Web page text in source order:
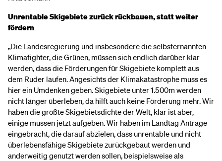
Unrentable Skigebiete zurück rückbauen, statt weiter
fördern
„Die Landesregierung und insbesondere die selbsternannten
Klimafighter, die Grünen, müssen sich endlich darüber klar
werden, dass die Förderungen für Skigebiete komplett aus
dem Ruder laufen. Angesichts der Klimakatastrophe muss es
hier ein Umdenken geben. Skigebiete unter 1.500m werden
nicht länger überleben, da hilft auch keine Förderung mehr. Wir
haben die größte Skigebietsdichte der Welt, klar ist aber,
einige müssen jetzt aufgeben. Wir haben im Landtag Anträge
eingebracht, die darauf abzielen, dass unrentable und nicht
überlebensfähige Skigebiete zurückgebaut werden und
anderweitig genutzt werden sollen, beispielsweise als